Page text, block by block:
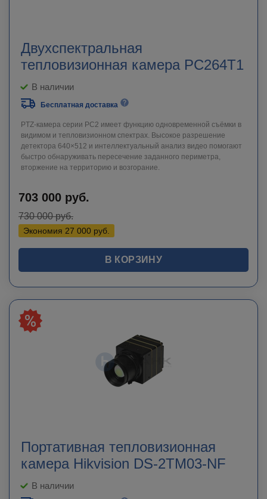
Двухспектральная
тепловизионная камера PC264T1
В наличии
Бесплатная доставка
PTZ-камера серии PC2 имеет функцию одновременной съёмки в
видимом и тепловизионном спектрах. Высокое разрешение
детектора 640×512 и интеллектуальный анализ видео помогают
быстро обнаруживать пересечение заданного периметра,
вторжение на территорию и возгорание.
703 000 руб.
730 000руб.
Экономия 27 000 руб.
В КОРЗИНУ
Портативная тепловизионная
камера Hikvision DS-2TM03-NF
В наличии